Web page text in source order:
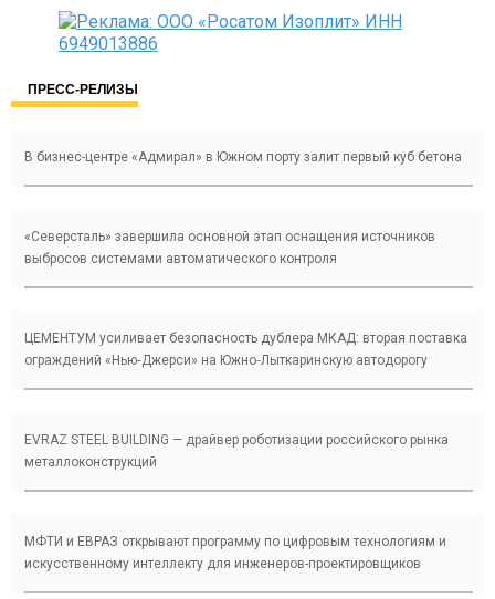
ПРЕСС-РЕЛИЗЫ
В бизнес-центре «Адмирал» в Южном порту залит первый куб бетона
«Северсталь» завершила основной этап оснащения источников
выбросов системами автоматического контроля
ЦЕМЕНТУМ усиливает безопасность дублера МКАД: вторая поставка
ограждений «Нью‑Джерси» на Южно‑Лыткаринскую автодорогу
EVRAZ STEEL BUILDING — драйвер роботизации российского рынка
металлоконструкций
МФТИ и ЕВРАЗ открывают программу по цифровым технологиям и
искусственному интеллекту для инженеров-проектировщиков